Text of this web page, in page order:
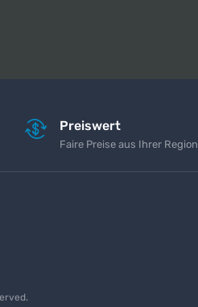
Preiswert
Faire Preise aus Ihrer Region